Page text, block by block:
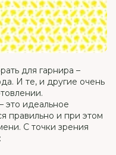
для гарнира –
И те, и другие очень
идеальное
правильно и при этом
С точки зрения